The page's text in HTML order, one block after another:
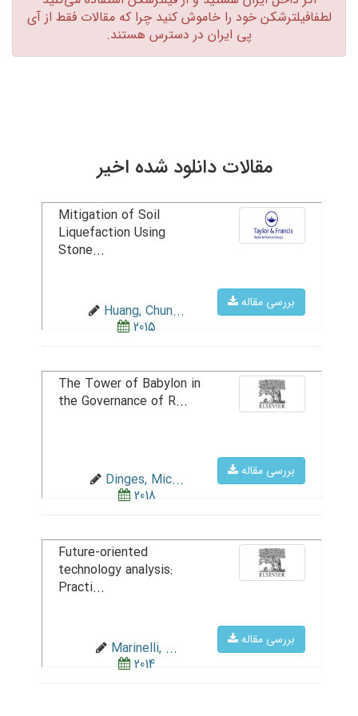
لطفافیلترشکن خود را خاموش کنید چرا که مقالات فقط از آی
پی ایران در دسترس هستند.‏
مقالات دانلود شده اخیر
بررسی مقاله
Mitigation of Soil
Liquefaction Using
Stone...
Huang, Chun...
2015
بررسی مقاله
The Tower of Babylon in
the Governance of R...
Dinges, Mic...
2018
بررسی مقاله
Future-oriented
technology analysis:
Practi...
Marinelli, ...
2014